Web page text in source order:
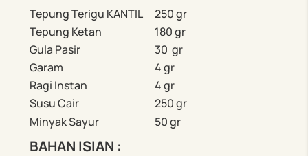
Tepung Terigu KANTIL
250 gr
Tepung Ketan
180 gr
Gula Pasir
30 gr
Garam
4 gr
Ragi Instan
4 gr
Susu Cair
250 gr
Minyak Sayur
50 gr
BAHAN ISIAN :